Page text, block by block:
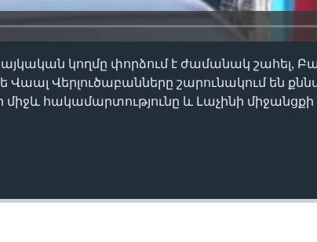
կողմը փորձում է ժամանակ շահել,
Վաալ Վերլուծաբանները շարունակում են
հակամարտությունը և Լաչինի միջանցքի